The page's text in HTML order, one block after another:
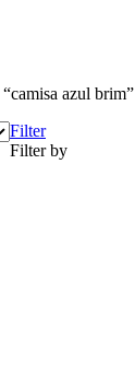
azul brim”
Filter
Filter by